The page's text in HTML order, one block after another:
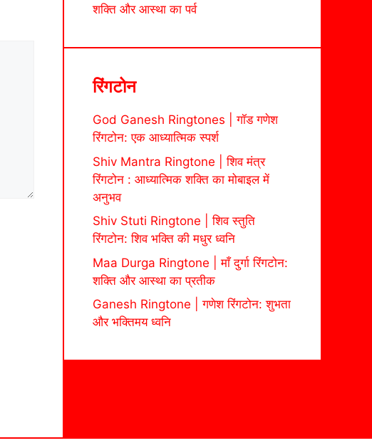
शक्ति और आस्था का पर्व
रिंगटोन
God Ganesh Ringtones | गॉड गणेश
रिंगटोन: एक आध्यात्मिक स्पर्श
Shiv Mantra Ringtone | शिव मंत्र
रिंगटोन : आध्यात्मिक शक्ति का मोबाइल में
अनुभव
Shiv Stuti Ringtone | शिव स्तुति
रिंगटोन: शिव भक्ति की मधुर ध्वनि
Maa Durga Ringtone | माँ दुर्गा रिंगटोन:
शक्ति और आस्था का प्रतीक
Ganesh Ringtone | गणेश रिंगटोन: शुभता
और भक्तिमय ध्वनि